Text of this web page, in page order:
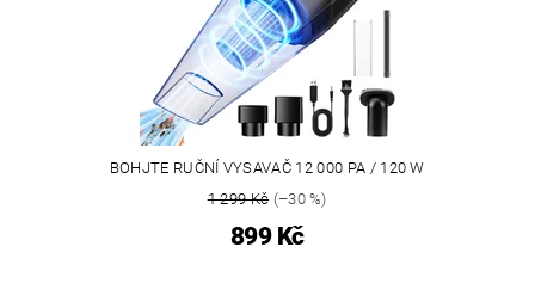
BOHJTE RUČNÍ VYSAVAČ 12 000 PA / 120 W
1 299 Kč(–30 %)
899 Kč